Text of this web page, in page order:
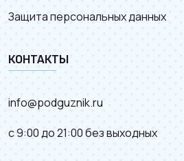
Защита персональных данных
КОНТАКТЫ
info@podguznik.ru
с 9:00 до 21:00 без выходных